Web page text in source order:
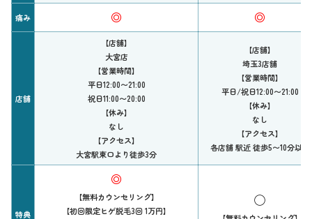
痛み ◎ ◎
店舗
【店舗】
大宮店
【営業時間】
平日12:00〜21:00
祝日11:00〜20:00
【休み】
なし
【アクセス】
大宮駅東口より徒歩3分
【店舗】
埼玉3店舗
【営業時間】
平日/祝日12:00〜21:00
【休み】
なし
【アクセス】
各店舗 駅近 徒歩5〜10分以内
特典
◎
【無料カウンセリング】
【初回限定ヒゲ脱毛3回 1万円】
◯